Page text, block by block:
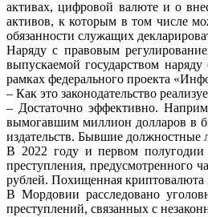
активах, цифровой валюте и о
активов, к которым в том числе
обязанности служащих
Наряду с правовым
выпускаемой государством наряду
рамках федерального проекта
– Как это законодательство
– Достаточно эффективно.
вымогавшим миллион долларов в
издательств. Бывшие должностные
В 2022 году и первом полугодии
преступления, предусмотренного
рублей. Похищенная криптовалюта
В Мордовии расследовано
преступлений, связанных с